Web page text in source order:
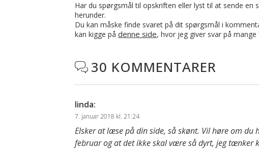
Har du spørgsmål til opskriften eller lyst til at sende
herunder.
Du kan måske finde svaret på dit spørgsmål i
kan kigge på denne side, hvor jeg giver svar på
 30 KOMMENTARER
linda:
7. januar 2018 kl. 21:24
Elsker at læse på din side, så skønt. Vil høre om
februar og at det ikke skal være så dyrt, jeg tænker